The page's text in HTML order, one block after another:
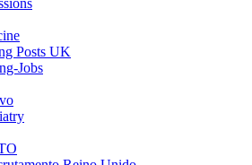
Posts UK
Jobs